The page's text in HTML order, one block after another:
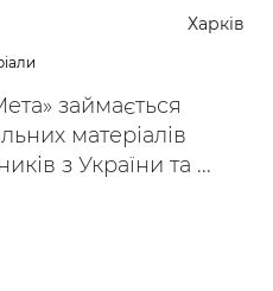
Харків
займається
матеріалів
з України та ...